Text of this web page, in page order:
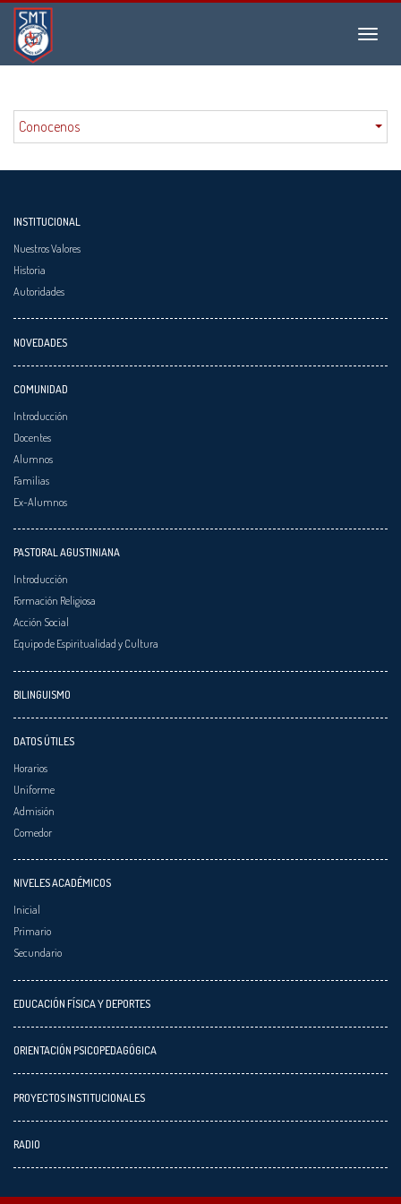
Menu
Instituto
San
Martín
ToursConocenos
INSTITUCIONAL
Nuestros Valores
Historia
Autoridades
NOVEDADES
COMUNIDAD
Introducción
Docentes
Alumnos
Familias
Ex-Alumnos
PASTORAL AGUSTINIANA
Introducción
Formación Religiosa
Acción Social
Equipo de Espiritualidad y Cultura
BILINGUISMO
DATOS ÚTILES
Horarios
Uniforme
Admisión
Comedor
NIVELES ACADÉMICOS
Inicial
Primario
Secundario
EDUCACIÓN FÍSICA Y DEPORTES
ORIENTACIÓN PSICOPEDAGÓGICA
PROYECTOS INSTITUCIONALES
RADIO